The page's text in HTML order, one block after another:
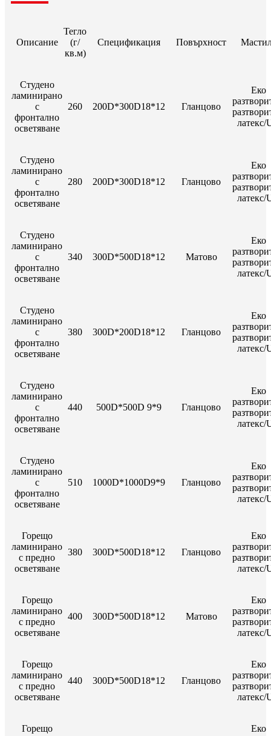
Описание
Тегло
(г/
кв.м)
Спецификация Повърхност
Студено
ламинирано
с
фронтално
осветяване
260 200D*300D18*12 Гланцово
Еко
латекс/
Студено
ламинирано
с
фронтално
осветяване
280 200D*300D18*12 Гланцово
Еко
латекс/
Студено
ламинирано
с
фронтално
осветяване
340 300D*500D18*12 Матово
Еко
латекс/
Студено
ламинирано
с
фронтално
осветяване
380 300D*200D18*12 Гланцово
Еко
латекс/
Студено
ламинирано
с
фронтално
осветяване
440 500D*500D 9*9 Гланцово
Еко
латекс/
Студено
ламинирано
с
фронтално
осветяване
510 1000D*1000D9*9 Гланцово
Еко
латекс/
Горещо
ламинирано
с предно
осветяване
380 300D*500D18*12 Гланцово
Еко
латекс/
Горещо
ламинирано
с предно
осветяване
400 300D*500D18*12 Матово
Еко
латекс/
Горещо
ламинирано
с предно
осветяване
440 300D*500D18*12 Гланцово
Еко
латекс/
Горещо
Еко